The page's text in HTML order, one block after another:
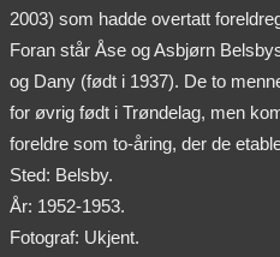
2003) som hadde overtatt
Foran står Åse og Asbjørn
og Dany (født i 1937). De to
for øvrig født i Trøndelag, men
foreldre som to-åring, der de
Sted: Belsby.
År: 1952-1953.
Fotograf: Ukjent.